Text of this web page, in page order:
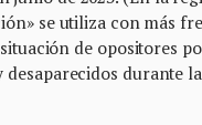
se utiliza con más
de opositores
durante